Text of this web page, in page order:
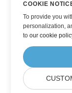
COOKIE
To provide you
personalization,
toour cookie